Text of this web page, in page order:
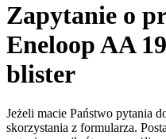
Zapytanie o
Eneloop AA
blister
Jeżeli macie Państwo pytania
skorzystania z formularza.